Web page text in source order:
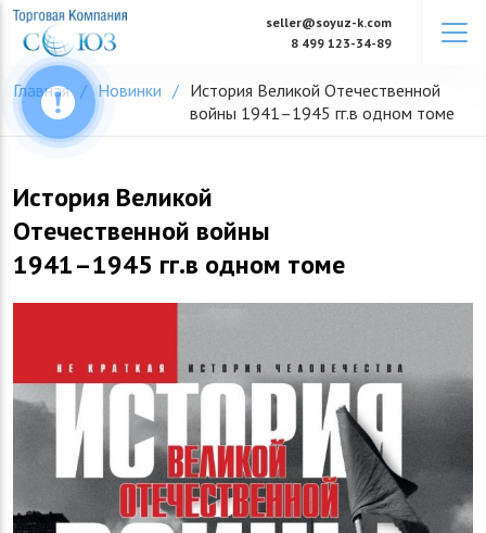
Skip
content
seller@soyuz-k.com
8 499 123-34-89
Главная Новинки
История Великой Отечественной
войны 1941–1945 гг.в одном томе
История Великой
Отечественной войны
1941–1945 гг.в одном томе